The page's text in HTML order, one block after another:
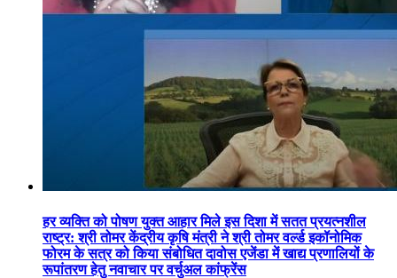
हर व्यक्ति को पोषण युक्त आहार मिले इस दिशा में सतत प्रयत्नशील
राष्ट्र: श्री तोमर केंद्रीय कृषि मंत्री ने श्री तोमर वर्ल्ड इकॉनोमिक
फोरम के सत्र को किया संबोधित दावोस एजेंडा में खाद्य प्रणालियों के
रूपांतरण हेतु नवाचार पर वर्चुअल कांफ्रेंस